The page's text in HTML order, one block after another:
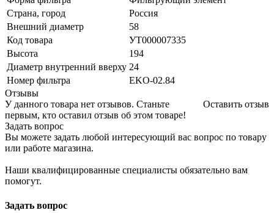
Страна, город
Россия
Внешний диаметр
58
Код товара
УТ000007335
Высота
194
Диаметр внутренний вверху 24
Номер фильтра
EKO-02.84
Отзывы
Оставить отзыв
У данного товара нет отзывов. Станьте
первым, кто оставил отзыв об этом товаре!
Задать вопрос
Вы можете задать любой интересующий вас вопрос по товару
или работе магазина.
Наши квалифицированные специалисты обязательно вам
помогут.
Задать вопрос